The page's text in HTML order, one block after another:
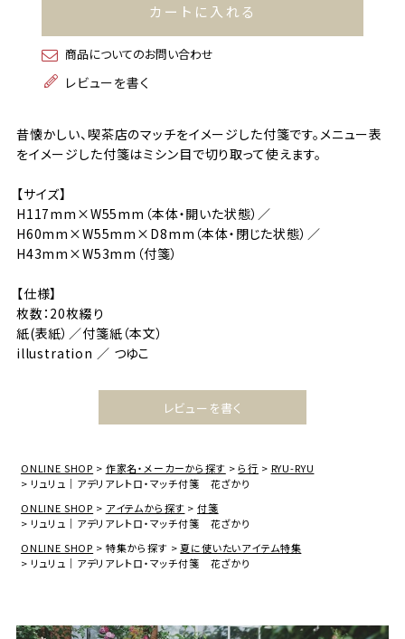
カートに入れる
商品についてのお問い合わせ
レビューを書く
昔懐かしい、喫茶店のマッチをイメージした付箋です。メニュー表
をイメージした付箋はミシン目で切り取って使えます。
【サイズ】
H117mm×W55mm（本体・開いた状態）／
H60mm×W55mm×D8mm（本体・閉じた状態）／
H43mm×W53mm（付箋）
【仕様】
枚数：20枚綴り
紙(表紙）／付箋紙（本文）
illustration ／ つゆこ
レビューを書く
ONLINE SHOP 作家名・メーカーから探す ら行
RYU-RYU
リュリュ｜アデリアレトロ・マッチ付箋 花ざかり
ONLINE SHOP
アイテムから探す
付箋
リュリュ｜アデリアレトロ・マッチ付箋 花ざかり
ONLINE SHOP
特集から探す
夏に使いたいアイテム特集
リュリュ｜アデリアレトロ・マッチ付箋 花ざかり